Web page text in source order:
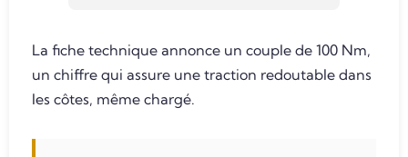
La fiche technique annonce un couple de 100 Nm,
un chiffre qui assure une traction redoutable dans
les côtes, même chargé.